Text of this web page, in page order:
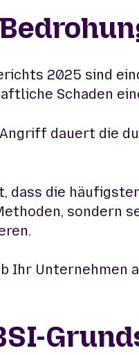
2025 sind
Schaden
dauert die
dass die
sondern
Ihr Unternehmen